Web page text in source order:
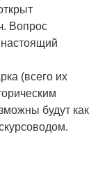
Вопрос
(всего их
будут как